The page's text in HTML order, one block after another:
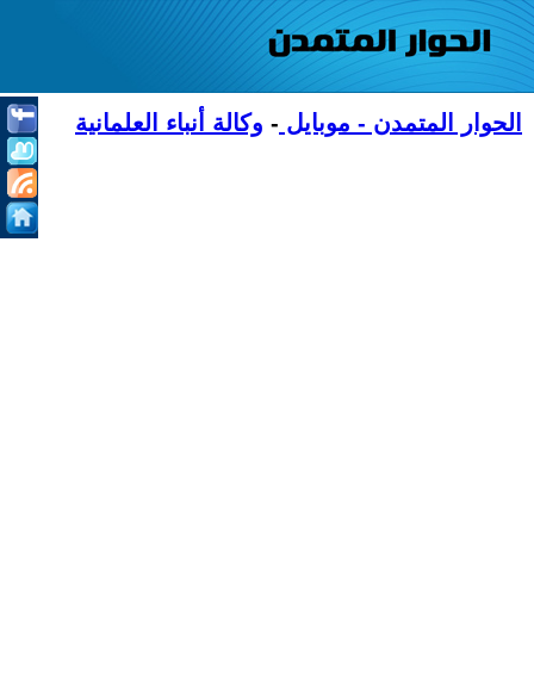
الحوار المتمدن - موبايل - وكالة أنباء العلمانية